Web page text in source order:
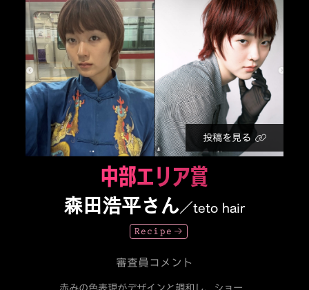
投稿を見る
中部エリア賞
森田浩平さん ／teto hair
Recipe
審査員コメント
赤みの色表現がデザインと調和し、ショー